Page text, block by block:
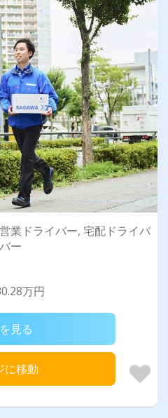
業ドライバー, 宅配ドライバ
ー
万円
見る
に移動